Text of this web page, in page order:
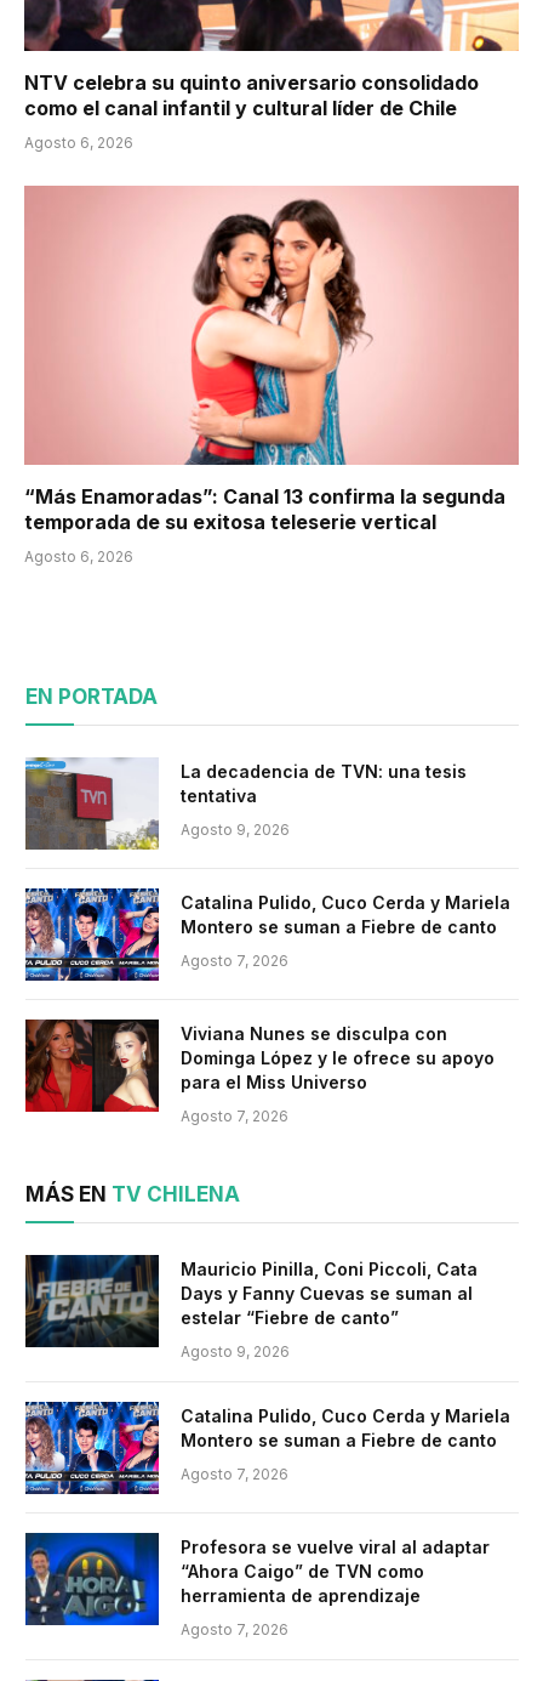
NTV celebra su quinto aniversario consolidado
como el canal infantil y cultural líder de Chile
Agosto 6, 2026
“Más Enamoradas”: Canal 13 confirma la segunda
temporada de su exitosa teleserie vertical
Agosto 6, 2026
EN PORTADA
La decadencia de TVN: una tesis
tentativa
Agosto 9, 2026
Catalina Pulido, Cuco Cerda y Mariela
Montero se suman a Fiebre de canto
Agosto 7, 2026
Viviana Nunes se disculpa con
Dominga López y le ofrece su apoyo
para el Miss Universo
Agosto 7, 2026
MÁS EN TV CHILENA
Mauricio Pinilla, Coni Piccoli, Cata
Days y Fanny Cuevas se suman al
estelar “Fiebre de canto”
Agosto 9, 2026
Catalina Pulido, Cuco Cerda y Mariela
Montero se suman a Fiebre de canto
Agosto 7, 2026
Profesora se vuelve viral al adaptar
“Ahora Caigo” de TVN como
herramienta de aprendizaje
Agosto 7, 2026